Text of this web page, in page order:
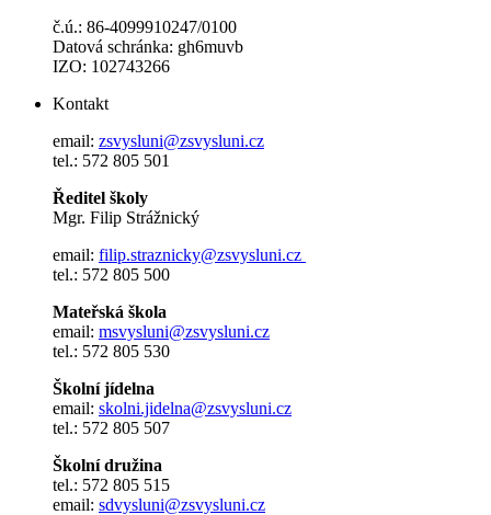
č.ú.: 86-4099910247/0100
Datová schránka: gh6muvb
IZO: 102743266
Kontakt
email: zsvysluni@zsvysluni.cz
tel.: 572 805 501
Ředitel školy
Mgr. Filip Strážnický
email: filip.straznicky@zsvysluni.cz
tel.: 572 805 500
Mateřská škola
email: msvysluni@zsvysluni.cz
tel.: 572 805 530
Školní jídelna
email: skolni.jidelna@zsvysluni.cz
tel.: 572 805 507
Školní družina
tel.: 572 805 515
email: sdvysluni@zsvysluni.cz